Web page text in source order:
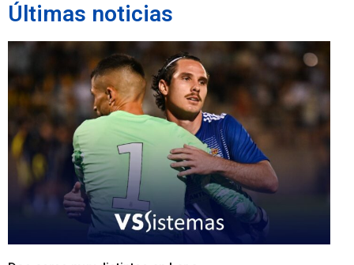
Últimas noticias